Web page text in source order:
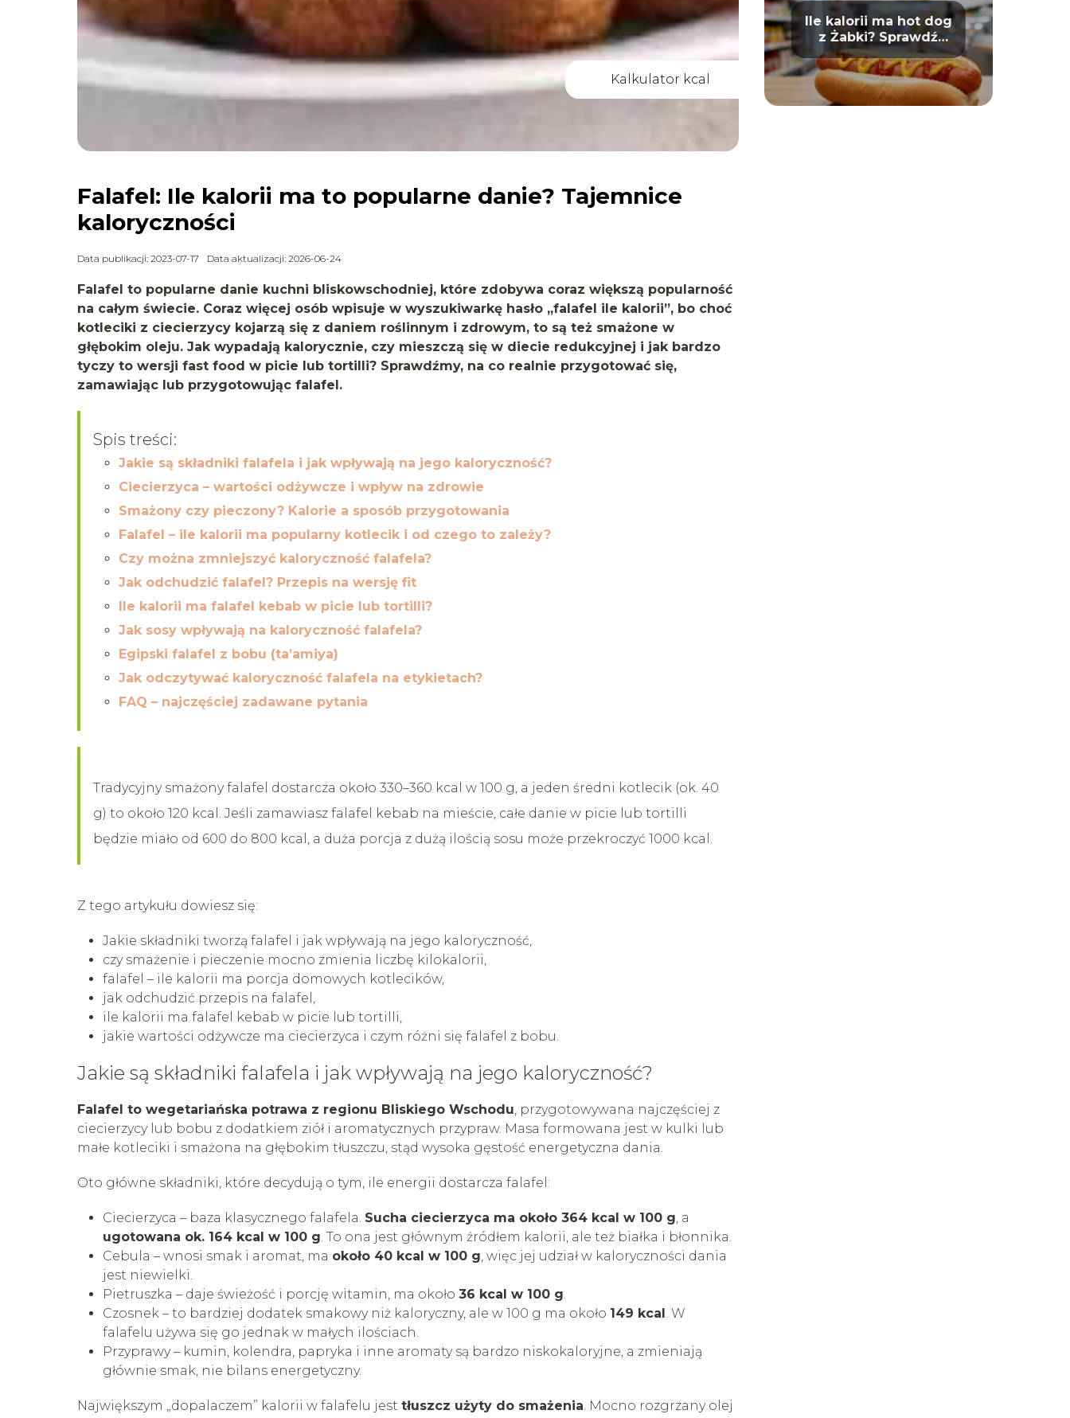
Kalkulator kcal
Falafel: Ile kalorii ma to popularne danie? Tajemnice
kaloryczności
Data publikacji: 2023-07-17 Data aktualizacji: 2026-06-24
Falafel to popularne danie kuchni bliskowschodniej, które zdobywa coraz większą popularność
na całym świecie. Coraz więcej osób wpisuje w wyszukiwarkę hasło „falafel ile kalorii”, bo choć
kotleciki z ciecierzycy kojarzą się z daniem roślinnym i zdrowym, to są też smażone w
głębokim oleju. Jak wypadają kalorycznie, czy mieszczą się w diecie redukcyjnej i jak bardzo
tyczy to wersji fast food w picie lub tortilli? Sprawdźmy, na co realnie przygotować się,
zamawiając lub przygotowując falafel.
Spis treści:
Jakie są składniki falafela i jak wpływają na jego kaloryczność?
Ciecierzyca – wartości odżywcze i wpływ na zdrowie
Smażony czy pieczony? Kalorie a sposób przygotowania
Falafel – ile kalorii ma popularny kotlecik i od czego to zależy?
Czy można zmniejszyć kaloryczność falafela?
Jak odchudzić falafel? Przepis na wersję fit
Ile kalorii ma falafel kebab w picie lub tortilli?
Jak sosy wpływają na kaloryczność falafela?
Egipski falafel z bobu (ta’amiya)
Jak odczytywać kaloryczność falafela na etykietach?
FAQ – najczęściej zadawane pytania
Tradycyjny smażony falafel dostarcza około 330–360 kcal w 100 g, a jeden średni kotlecik (ok. 40
g) to około 120 kcal. Jeśli zamawiasz falafel kebab na mieście, całe danie w picie lub tortilli
będzie miało od 600 do 800 kcal, a duża porcja z dużą ilością sosu może przekroczyć 1000 kcal.
Z tego artykułu dowiesz się:
Jakie składniki tworzą falafel i jak wpływają na jego kaloryczność,
czy smażenie i pieczenie mocno zmienia liczbę kilokalorii,
falafel – ile kalorii ma porcja domowych kotlecików,
jak odchudzić przepis na falafel,
ile kalorii ma falafel kebab w picie lub tortilli,
jakie wartości odżywcze ma ciecierzyca i czym różni się falafel z bobu.
Jakie są składniki falafela i jak wpływają na jego kaloryczność?
Falafel to wegetariańska potrawa z regionu Bliskiego Wschodu , przygotowywana najczęściej z
ciecierzycy lub bobu z dodatkiem ziół i aromatycznych przypraw. Masa formowana jest w kulki lub
małe kotleciki i smażona na głębokim tłuszczu, stąd wysoka gęstość energetyczna dania.
Oto główne składniki, które decydują o tym, ile energii dostarcza falafel:
Ciecierzyca – baza klasycznego falafela. Sucha ciecierzyca ma około 364 kcal w 100 g , a
ugotowana ok. 164 kcal w 100 g . To ona jest głównym źródłem kalorii, ale też białka i błonnika.
Cebula – wnosi smak i aromat, ma około 40 kcal w 100 g , więc jej udział w kaloryczności dania
jest niewielki.
Pietruszka – daje świeżość i porcję witamin, ma około 36 kcal w 100 g
Czosnek – to bardziej dodatek smakowy niż kaloryczny, ale w 100 g ma około 149 kcal . W
falafelu używa się go jednak w małych ilościach.
Przyprawy – kumin, kolendra, papryka i inne aromaty są bardzo niskokaloryjne, a zmieniają
głównie smak, nie bilans energetyczny.
Największym „dopalaczem” kalorii w falafelu jest tłuszcz użyty do smażenia . Mocno rozgrzany olej
Ile kalorii ma hot dog
z Żabki? Sprawdź
wartości odżywcze